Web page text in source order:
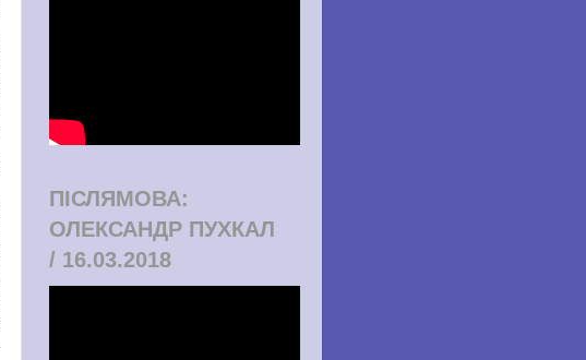
ПІСЛЯМОВА:
ОЛЕКСАНДР ПУХКАЛ
/ 16.03.2018